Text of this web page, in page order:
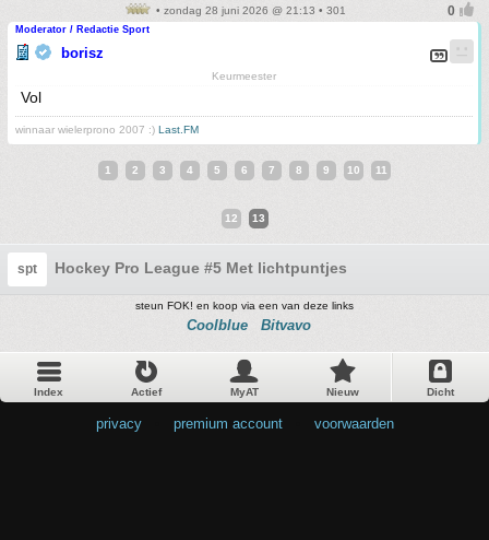
• zondag 28 juni 2026 @ 21:13 • 301
Moderator / Redactie Sport
borisz
Keurmeester
Vol
winnaar wielerprono 2007 :) Last.FM
1 2 3 4 5 6 7 8 9 10 11
12 13
spt Hockey Pro League #5 Met lichtpuntjes
steun FOK! en koop via een van deze links
Coolblue Bitvavo
Index Actief MyAT Nieuw Dicht
privacy premium account voorwaarden